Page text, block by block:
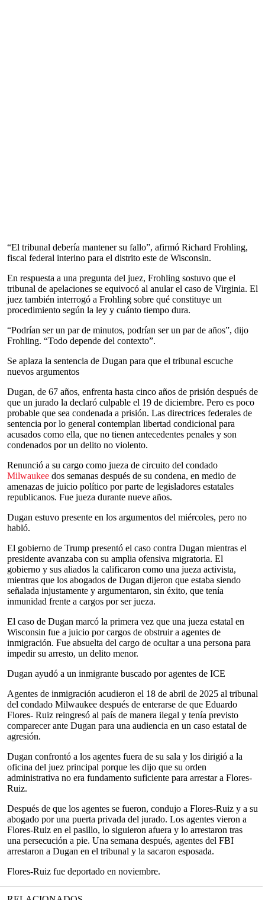
“El tribunal debería mantener su fallo”, afirmó Richard Frohling,
fiscal federal interino para el distrito este de Wisconsin.
En respuesta a una pregunta del juez, Frohling sostuvo que el
tribunal de apelaciones se equivocó al anular el caso de Virginia. El
juez también interrogó a Frohling sobre qué constituye un
procedimiento según la ley y cuánto tiempo dura.
“Podrían ser un par de minutos, podrían ser un par de años”, dijo
Frohling. “Todo depende del contexto”.
Se aplaza la sentencia de Dugan para que el tribunal escuche
nuevos argumentos
Dugan, de 67 años, enfrenta hasta cinco años de prisión después de
que un jurado la declaró culpable el 19 de diciembre. Pero es poco
probable que sea condenada a prisión. Las directrices federales de
sentencia por lo general contemplan libertad condicional para
acusados como ella, que no tienen antecedentes penales y son
condenados por un delito no violento.
Renunció a su cargo como jueza de circuito del condado
Milwaukee dos semanas después de su condena, en medio de
amenazas de juicio político por parte de legisladores estatales
republicanos. Fue jueza durante nueve años.
Dugan estuvo presente en los argumentos del miércoles, pero no
habló.
El gobierno de Trump presentó el caso contra Dugan mientras el
presidente avanzaba con su amplia ofensiva migratoria. El
gobierno y sus aliados la calificaron como una jueza activista,
mientras que los abogados de Dugan dijeron que estaba siendo
señalada injustamente y argumentaron, sin éxito, que tenía
inmunidad frente a cargos por ser jueza.
El caso de Dugan marcó la primera vez que una jueza estatal en
Wisconsin fue a juicio por cargos de obstruir a agentes de
inmigración. Fue absuelta del cargo de ocultar a una persona para
impedir su arresto, un delito menor.
Dugan ayudó a un inmigrante buscado por agentes de ICE
Agentes de inmigración acudieron el 18 de abril de 2025 al tribunal
del condado Milwaukee después de enterarse de que Eduardo
Flores- Ruiz reingresó al país de manera ilegal y tenía previsto
comparecer ante Dugan para una audiencia en un caso estatal de
agresión.
Dugan confrontó a los agentes fuera de su sala y los dirigió a la
oficina del juez principal porque les dijo que su orden
administrativa no era fundamento suficiente para arrestar a Flores-
Ruiz.
Después de que los agentes se fueron, condujo a Flores-Ruiz y a su
abogado por una puerta privada del jurado. Los agentes vieron a
Flores-Ruiz en el pasillo, lo siguieron afuera y lo arrestaron tras
una persecución a pie. Una semana después, agentes del FBI
arrestaron a Dugan en el tribunal y la sacaron esposada.
Flores-Ruiz fue deportado en noviembre.